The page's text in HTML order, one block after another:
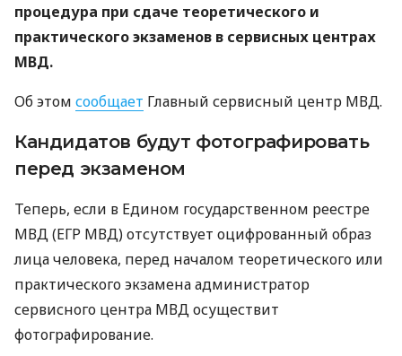
процедура при сдаче теоретического и
практического экзаменов в сервисных центрах
МВД.
Об этом сообщает Главный сервисный центр МВД.
Кандидатов будут фотографировать
перед экзаменом
Теперь, если в Едином государственном реестре
МВД (ЕГР МВД) отсутствует оцифрованный образ
лица человека, перед началом теоретического или
практического экзамена администратор
сервисного центра МВД осуществит
фотографирование.